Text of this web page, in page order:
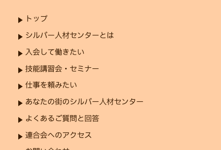
トップ
シルバー人材センターとは
入会して働きたい
技能講習会・セミナー
仕事を頼みたい
あなたの街のシルバー人材センター
よくあるご質問と回答
連合会へのアクセス